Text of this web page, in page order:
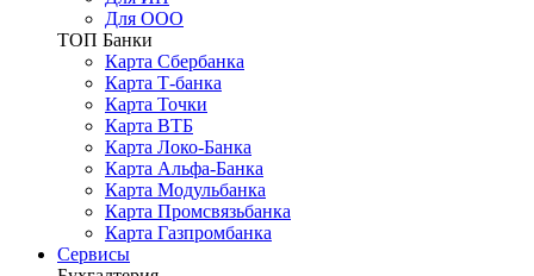
Для ООО
ТОП Банки
Карта Сбербанка
Карта Т-банка
Карта Точки
Карта ВТБ
Карта Локо-Банка
Карта Альфа-Банка
Карта Модульбанка
Карта Промсвязьбанка
Карта Газпромбанка
Сервисы